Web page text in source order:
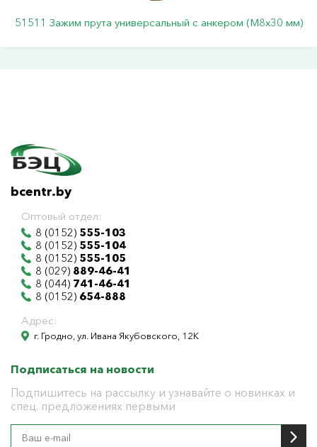
51511 Зажим прута универсальный с анкером (M8x30 мм)
bcentr.by
Оптовый отдел:
8 (0152) 555-103
8 (0152) 555-104
8 (0152) 555-105
8 (029) 889-46-41
8 (044) 741-46-41
8 (0152) 654-888
Адрес:
г. Гродно, ул. Ивана Якубовского, 12К
Подписаться на новости
Подпишитесь на рассылку и узнавайте о новинках и
спец. предложениях первыми